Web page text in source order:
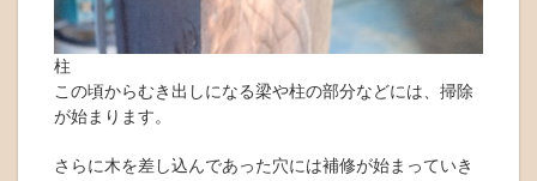
柱
この頃からむき出しになる梁や柱の部分などには、掃除
が始まります。
さらに木を差し込んであった穴には補修が始まっていき